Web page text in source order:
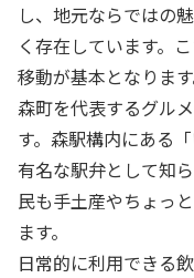
し、地元ならではの
く存在しています。
移動が基本となります
森町を代表するグル
す。森駅構内にある
有名な駅弁として知
民も手土産やちょっ
ます。
日常的に利用できる